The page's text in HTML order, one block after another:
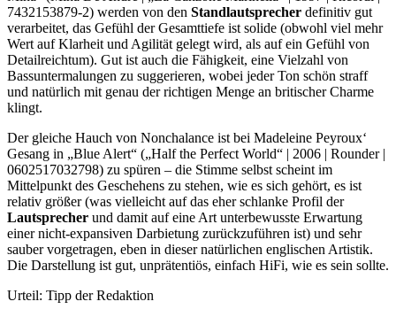
7432153879-2) werden von den Standlautsprecher definitiv gut
verarbeitet, das Gefühl der Gesamttiefe ist solide (obwohl viel mehr
Wert auf Klarheit und Agilität gelegt wird, als auf ein Gefühl von
Detailreichtum). Gut ist auch die Fähigkeit, eine Vielzahl von
Bassuntermalungen zu suggerieren, wobei jeder Ton schön straff
und natürlich mit genau der richtigen Menge an britischer Charme
klingt.
Der gleiche Hauch von Nonchalance ist bei Madeleine Peyroux‘
Gesang in „Blue Alert“ („Half the Perfect World“ | 2006 | Rounder |
0602517032798) zu spüren – die Stimme selbst scheint im
Mittelpunkt des Geschehens zu stehen, wie es sich gehört, es ist
relativ größer (was vielleicht auf das eher schlanke Profil der
Lautsprecher und damit auf eine Art unterbewusste Erwartung
einer nicht-expansiven Darbietung zurückzuführen ist) und sehr
sauber vorgetragen, eben in dieser natürlichen englischen Artistik.
Die Darstellung ist gut, unprätentiös, einfach HiFi, wie es sein sollte.
Urteil: Tipp der Redaktion